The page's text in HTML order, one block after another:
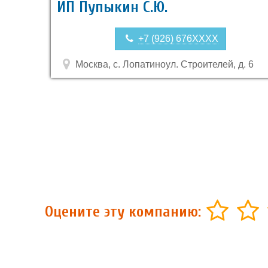
ИП Пупыкин С.Ю.
+7 (926) 676XXXX
Москва, с. Лопатиноул. Строителей, д. 6
Оцените эту компанию: